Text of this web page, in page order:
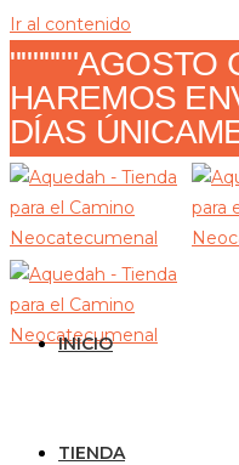
Ir al contenido
""""""AGOSTO
HAREMOS
DÍAS
INICIO
TIENDA